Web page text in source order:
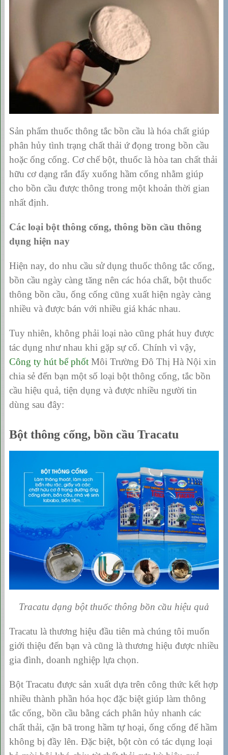
Sản phẩm thuốc thông tắc bồn cầu là hóa chất giúp
phân hủy tình trạng chất thải ứ đọng trong bồn cầu
hoặc ống cống. Cơ chế bột, thuốc là hòa tan chất thải
hữu cơ dạng rắn đẩy xuống hầm cống nhằm giúp
cho bồn cầu được thông trong một khoản thời gian
nhất định.
Các loại bột thông cống, thông bồn cầu thông
dụng hiện nay
Hiện nay, do nhu cầu sử dụng thuốc thông tắc cống,
bồn cầu ngày càng tăng nên các hóa chất, bột thuốc
thông bồn cầu, ống cống cũng xuất hiện ngày càng
nhiều và được bán với nhiều giá khác nhau.
Tuy nhiên, không phải loại nào cũng phát huy được
tác dụng như nhau khi gặp sự cố. Chính vì vậy,
Công ty hút bể phốtMôi Trường Đô Thị Hà Nội xin
chia sẻ đến bạn một số loại bột thông cống, tắc bồn
cầu hiệu quả, tiện dụng và được nhiều người tin
dùng sau đây:
Bột thông cống, bồn cầu Tracatu
Tracatu dạng bột thuốc thông bồn cầu hiệu quả
Tracatu là thương hiệu đầu tiên mà chúng tôi muốn
giới thiệu đến bạn và cũng là thương hiệu được nhiều
gia đình, doanh nghiệp lựa chọn.
Bột Tracatu được sản xuất dựa trên công thức kết hợp
nhiều thành phần hóa học đặc biệt giúp làm thông
tắc cống, bồn cầu bằng cách phân hủy nhanh các
chất thải, cặn bã trong hầm tự hoại, ống cống để hầm
không bị đầy lên. Đặc biệt, bột còn có tác dụng loại